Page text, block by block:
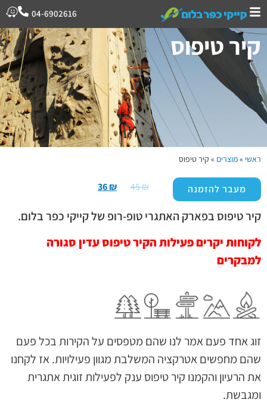
04-6902616
קיר טיפוס
ראשי »מוצרים » קיר טיפוס
מעבר להזמנה 45₪
36₪
קיר טיפוס בפארק האתגרי טופ-רופ של קייקי כפר בלום.
לקוחות יקרים פעילות הקיר טיפוס עדין סגורה
למבקרים
זוג אחד פעם אמר לנו שהם מטפסים על הקירות בכל פעם
שהם מחפשים אטרקציה המשלבת מגוון פעילויות. אז לקחנו
את הרעיון והקמנו קיר טיפוס ענק לפעילות זוגית אתגרית
ומגבשת.